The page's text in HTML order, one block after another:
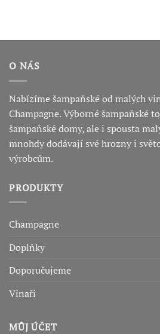
O NÁS
Nabízíme šampaňské od malých
Champagne. Výborné šampaňské
šampaňské domy, ale i spousta
mnohdy dodávají své hrozny i
výrobcům.
PRODUKTY
Champagne
Doplňky
Doporučujeme
Vinaři
MŮJ ÚČET